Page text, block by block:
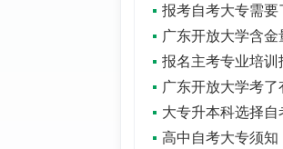
报考自考大专需要
广东开放大学含金
报名主考专业培训
大专升本科选择自
高中自考大专须知